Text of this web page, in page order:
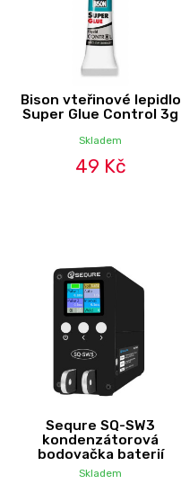
Bison vteřinové lepidlo
Super Glue Control 3g
Skladem
49 Kč
Sequre SQ-SW3
kondenzátorová
bodovačka baterií
Skladem